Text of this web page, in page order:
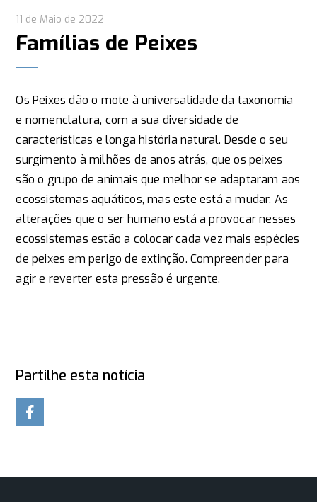
11 de Maio de 2022
Famílias de Peixes
Os Peixes dão o mote à universalidade da taxonomia
e nomenclatura, com a sua diversidade de
características e longa história natural. Desde o seu
surgimento à milhões de anos atrás, que os peixes
são o grupo de animais que melhor se adaptaram aos
ecossistemas aquáticos, mas este está a mudar. As
alterações que o ser humano está a provocar nesses
ecossistemas estão a colocar cada vez mais espécies
de peixes em perigo de extinção. Compreender para
agir e reverter esta pressão é urgente.
Partilhe esta notícia